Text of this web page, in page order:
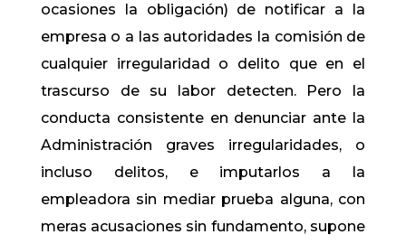
ocasiones la obligación) de notificar a la
empresa o a las autoridades la comisión de
cualquier irregularidad o delito que en el
trascurso de su labor detecten. Pero la
conducta consistente en denunciar ante la
Administración graves irregularidades, o
incluso delitos, e imputarlos a la
empleadora sin mediar prueba alguna, con
meras acusaciones sin fundamento, supone